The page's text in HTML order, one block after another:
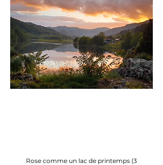
Rose comme un lac de printemps (3